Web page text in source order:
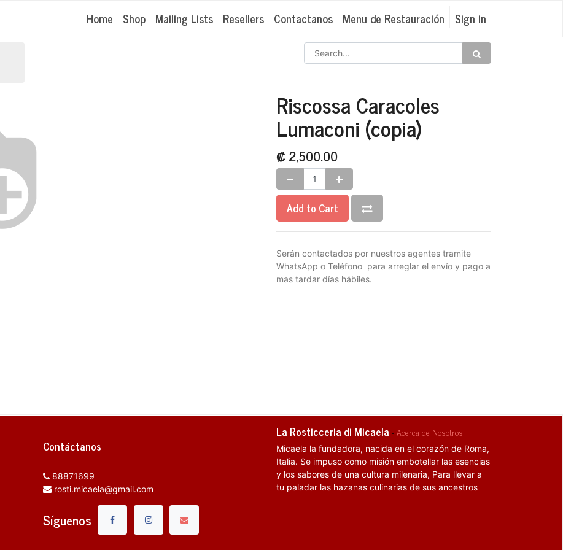
Home Shop Mailing Lists Resellers Contactanos Menu de Restauración Sign in
Riscossa Caracoles
Lumaconi (copia)
₡2,500.00
Add to Cart
Serán contactados por nuestros agentes tramite
WhatsApp o Teléfono para arreglar el envío y pago a
mas tardar días hábiles.
Contáctanos
88871699
rosti.micaela@gmail.com
Síguenos
La Rosticceria di Micaela -Acerca de Nosotros
Micaela la fundadora, nacida en el corazón de Roma,
Italia. Se impuso como misión embotellar las esencias
y los sabores de una cultura milenaria, Para llevar a
tu paladar las hazanas culinarias de sus ancestros